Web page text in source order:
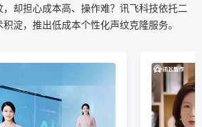
却担心成本高、操作难？讯飞科技依托二
淀，推出低成本个性化声纹克隆服务。